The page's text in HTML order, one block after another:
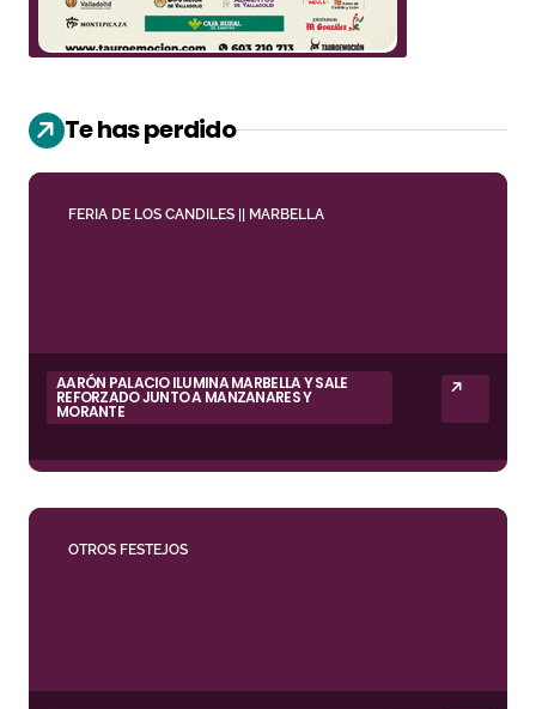
Te has perdido
FERIA DE LOS CANDILES || MARBELLA
AARÓN PALACIO ILUMINA MARBELLA Y SALE
REFORZADO JUNTO A MANZANARES Y
MORANTE
OTROS FESTEJOS